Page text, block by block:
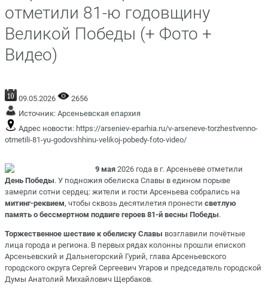
отметили 81-ю годовщину
Великой Победы (+ Фото +
Видео)
09.05.2026
2656
Источник: Арсеньевская епархия
Адрес новости: https://arseniev-eparhia.ru/v-arseneve-torzhestvenno-
otmetili-81-yu-godovshhinu-velikoj-pobedy-foto-video/
9 мая 2026 года в г. Арсеньеве отметили
День Победы. У подножия обелиска Славы в едином порыве
замерли сотни сердец: жители и гости Арсеньева собрались на
митинг-реквием, чтобы сквозь десятилетия пронести светлую
память о бессмертном подвиге героев 81-й весны Победы.
Торжественное шествие к обелиску Славы возглавили почётные
лица города и региона. В первых рядах колонны прошли епископ
Арсеньевский и Дальнегорский Гурий, глава Арсеньевского
городского округа Сергей Сергеевич Угаров и председатель городской
Думы Анатолий Михайлович Щербаков.